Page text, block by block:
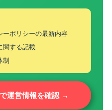
ーポリシーの最新内容
関する記載
制
運営情報を確認 →